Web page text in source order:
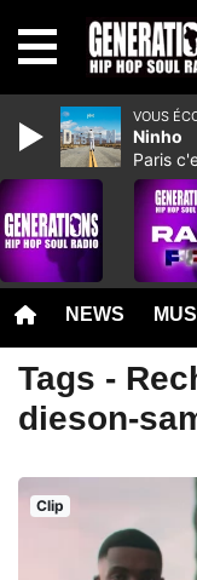
NEWS
Tags -
dieson-
Clip
VOUS
Ninho
Paris